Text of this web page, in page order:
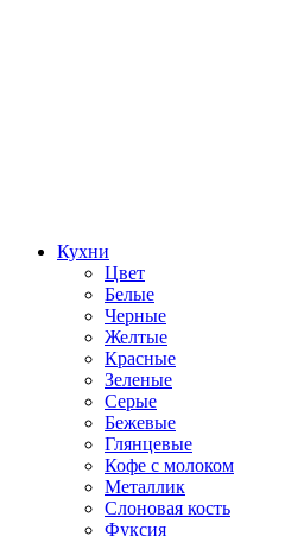
Кухни
Цвет
Белые
Черные
Желтые
Красные
Зеленые
Серые
Бежевые
Глянцевые
Кофе с молоком
Металлик
Слоновая кость
Фуксия